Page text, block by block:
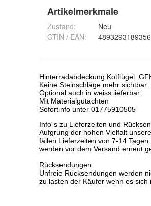
Artikelmerkmale
Zustand:
Neu
GTIN / EAN:
4893293189356